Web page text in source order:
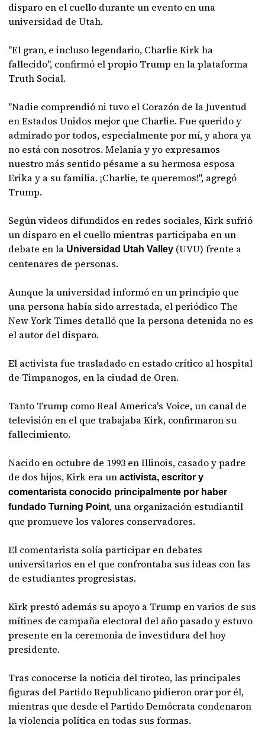
disparo en el cuello durante un evento en una
universidad de Utah.
"El gran, e incluso legendario, Charlie Kirk ha
fallecido", confirmó el propio Trump en la plataforma
Truth Social.
"Nadie comprendió ni tuvo el Corazón de la Juventud
en Estados Unidos mejor que Charlie. Fue querido y
admirado por todos, especialmente por mí, y ahora ya
no está con nosotros. Melania y yo expresamos
nuestro más sentido pésame a su hermosa esposa
Erika y a su familia. ¡Charlie, te queremos!", agregó
Trump.
Según videos difundidos en redes sociales, Kirk sufrió
un disparo en el cuello mientras participaba en un
debate en la Universidad Utah Valley (UVU) frente a
centenares de personas.
Aunque la universidad informó en un principio que
una persona había sido arrestada, el periódico The
New York Times detalló que la persona detenida no es
el autor del disparo.
El activista fue trasladado en estado crítico al hospital
de Timpanogos, en la ciudad de Oren.
Tanto Trump como Real America's Voice, un canal de
televisión en el que trabajaba Kirk, confirmaron su
fallecimiento.
Nacido en octubre de 1993 en Illinois, casado y padre
de dos hijos, Kirk era unactivista, escritor y
comentarista conocido principalmente por haber
fundado Turning Point, una organización estudiantil
que promueve los valores conservadores.
El comentarista solía participar en debates
universitarios en el que confrontaba sus ideas con las
de estudiantes progresistas.
Kirk prestó además su apoyo a Trump en varios de sus
mítines de campaña electoral del año pasado y estuvo
presente en la ceremonia de investidura del hoy
presidente.
Tras conocerse la noticia del tiroteo, las principales
figuras del Partido Republicano pidieron orar por él,
mientras que desde el Partido Demócrata condenaron
la violencia política en todas sus formas.